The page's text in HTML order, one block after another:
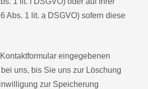
Abs. 1 lit. a DSGVO) sofern diese
eingegebenen
uns, bis Sie uns zur Löschung
zur Speicherung